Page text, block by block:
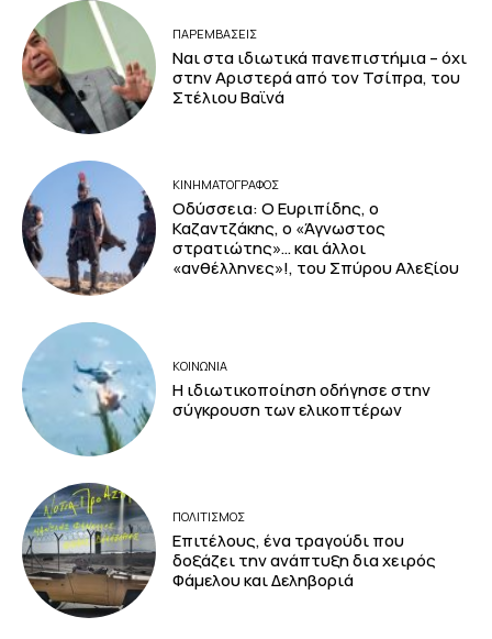
ΠΑΡΕΜΒΑΣΕΙΣ
Ναι στα ιδιωτικά πανεπιστήμια – όχι
στην Αριστερά από τον Τσίπρα, του
Στέλιου Βαϊνά
ΚΙΝΗΜΑΤΟΓΡΆΦΟΣ
Οδύσσεια: Ο Ευριπίδης, ο
Καζαντζάκης, ο «Άγνωστος
στρατιώτης»… και άλλοι
«ανθέλληνες»!, του Σπύρου Αλεξίου
ΚΟΙΝΩΝΙΑ
Η ιδιωτικοποίηση οδήγησε στην
σύγκρουση των ελικοπτέρων
ΠΟΛΙΤΙΣΜΟΣ
Επιτέλους, ένα τραγούδι που
δοξάζει την ανάπτυξη δια χειρός
Φάμελου και Δεληβοριά